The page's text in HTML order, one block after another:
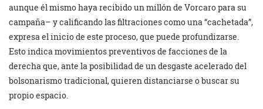
aunque él mismo haya recibido un millón de Vorcaro para su
campaña– y calificando las filtraciones como una “cachetada”,
expresa el inicio de este proceso, que puede profundizarse.
Esto indica movimientos preventivos de facciones de la
derecha que, ante la posibilidad de un desgaste acelerado del
bolsonarismo tradicional, quieren distanciarse o buscar su
propio espacio.